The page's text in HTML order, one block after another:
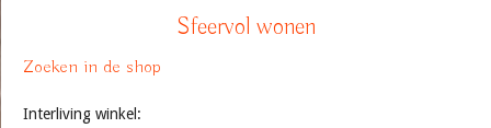
Sfeervol wonen
Zoeken in de shop
Interliving winkel: